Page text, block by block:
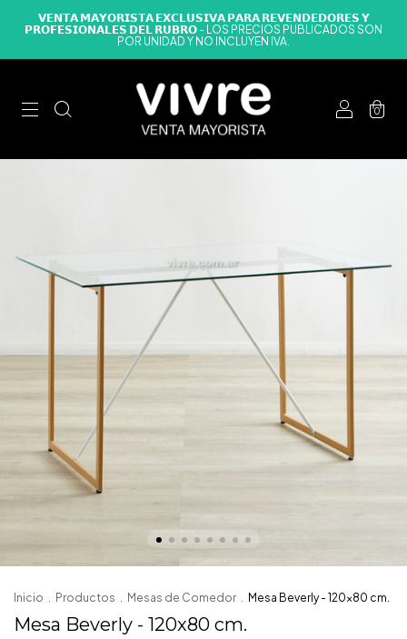
𝗩𝗘𝗡𝗧𝗔 𝗠𝗔𝗬𝗢𝗥𝗜𝗦𝗧𝗔 𝗘𝗫𝗖𝗟𝗨𝗦𝗜𝗩𝗔 𝗣𝗔𝗥𝗔 𝗥𝗘𝗩𝗘𝗡𝗗𝗘𝗗𝗢𝗥𝗘𝗦 𝗬
𝗣𝗥𝗢𝗙𝗘𝗦𝗜𝗢𝗡𝗔𝗟𝗘𝗦 𝗗𝗘𝗟 𝗥𝗨𝗕𝗥𝗢 - LOS PRECIOS PUBLICADOS SON
POR UNIDAD Y NO INCLUYEN IVA.
0
Inicio . Productos . Mesas de Comedor . Mesa Beverly - 120x80 cm.
Mesa Beverly - 120x80 cm.